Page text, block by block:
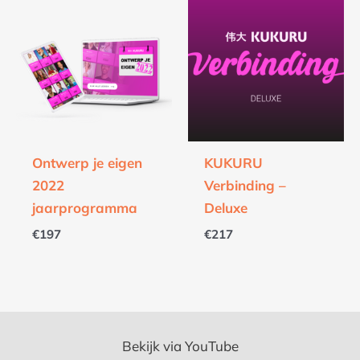
Ontwerp je eigen
2022
jaarprogramma
€197
KUKURU
Verbinding –
Deluxe
€217
Bekijk via YouTube